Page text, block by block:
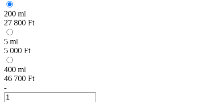
200 ml
27 800 Ft
5 ml
5 000 Ft
400 ml
46 700 Ft
-